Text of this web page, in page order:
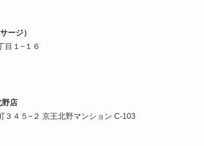
ージ）
目１−１６
野店
３４５−２ 京王北野マンション C-103